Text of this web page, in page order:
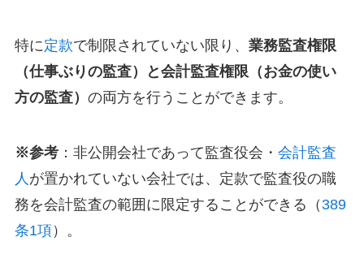
特に定款で制限されていない限り、 業務監査権限
（仕事ぶりの監査）と会計監査権限（お金の使い
方の監査） の両方を行うことができます。
※参考：非公開会社であって監査役会・ 会計監査
人 が置かれていない会社では、定款で監査役の職
務を会計監査の範囲に限定することができる（ 389
条1項）。